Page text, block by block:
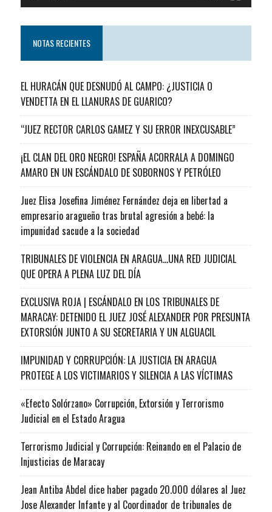
NOTAS RECIENTES
EL HURACÁN QUE DESNUDÓ AL CAMPO: ¿JUSTICIA O
VENDETTA EN EL LLANURAS DE GUARICO?
“JUEZ RECTOR CARLOS GAMEZ Y SU ERROR INEXCUSABLE”
¡EL CLAN DEL ORO NEGRO! ESPAÑA ACORRALA A DOMINGO
AMARO EN UN ESCÁNDALO DE SOBORNOS Y PETRÓLEO
Juez Elisa Josefina Jiménez Fernández deja en libertad a
empresario aragueño tras brutal agresión a bebé: la
impunidad sacude a la sociedad
TRIBUNALES DE VIOLENCIA EN ARAGUA…UNA RED JUDICIAL
QUE OPERA A PLENA LUZ DEL DÍA
EXCLUSIVA ROJA | ESCÁNDALO EN LOS TRIBUNALES DE
MARACAY: DETENIDO EL JUEZ JOSÉ ALEXANDER POR PRESUNTA
EXTORSIÓN JUNTO A SU SECRETARIA Y UN ALGUACIL
IMPUNIDAD Y CORRUPCIÓN: LA JUSTICIA EN ARAGUA
PROTEGE A LOS VICTIMARIOS Y SILENCIA A LAS VÍCTIMAS
«Efecto Solórzano» Corrupción, Extorsión y Terrorismo
Judicial en el Estado Aragua
Terrorismo Judicial y Corrupción: Reinando en el Palacio de
Injusticias de Maracay
Jean Antiba Abdel dice haber pagado 20.000 dólares al Juez
Jose Alexander Infante y al Coordinador de tribunales de